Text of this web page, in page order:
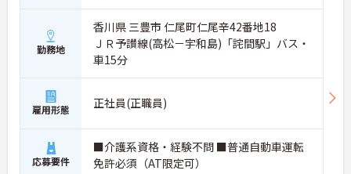
勤務地
香川県 三豊市 仁尾町仁尾辛42番地18
ＪＲ予讃線(高松－宇和島)「詫間駅」バス・
車15分
雇用形態 正社員(正職員)
応募要件
■介護系資格・経験不問 ■普通自動車運転
免許必須（AT限定可）